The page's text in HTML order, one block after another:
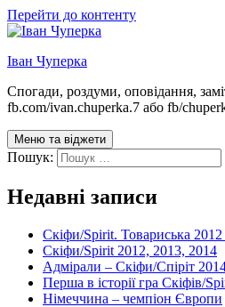
Перейти до контенту
Іван Чуперка
Спогади, роздуми, оповідання,
fb.com/ivan.chuperka.7 або fb/
Меню та віджети
Пошук:
Недавні записи
Скіфи/Spirit. Товариська
Скіфи/Spirit 2012, 2013, 2014
Адмірали – Скіфи/Спіріт
Перша в історії гра Скіфів/
Німеччина – чемпіон Європи